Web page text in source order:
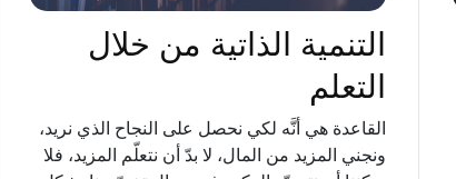
التنمية الذاتية من خلال
التعلم
القاعدة هي أنَّه لكي نحصل على النجاح الذي نريد،
ونجني المزيد من المال، لا بدّ أن نتعلّم المزيد، فلا